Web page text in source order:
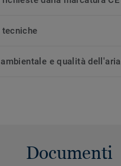
e qualità dell'aria
Documenti